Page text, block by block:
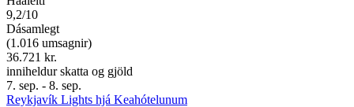
9,2/10
Dásamlegt
(1.016 umsagnir)
36.721 kr.
inniheldur skatta og gjöld
7. sep. - 8. sep.
Reykjavík Lights hjá Keahótelunum